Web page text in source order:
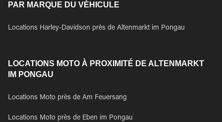
PAR MARQUE DU VÉHICULE
Locations Harley-Davidson près de Altenmarkt im Pongau
LOCATIONS MOTO À PROXIMITÉ DE ALTENMARKT
IM PONGAU
Locations Moto près de Am Feuersang
Locations Moto près de Eben im Pongau